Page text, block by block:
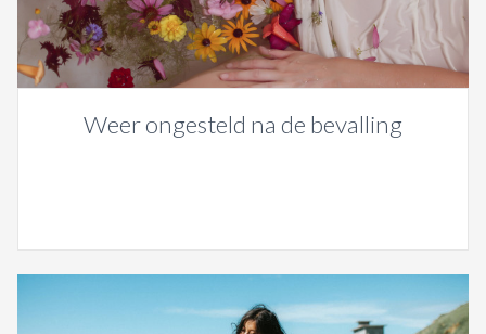
Weer ongesteld na de bevalling